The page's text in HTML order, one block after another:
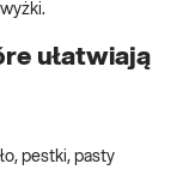
ułatwiają
pestki, pasty